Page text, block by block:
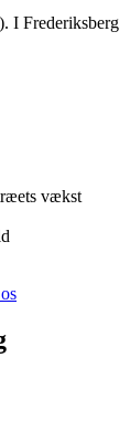
I Frederiksberg
vækst